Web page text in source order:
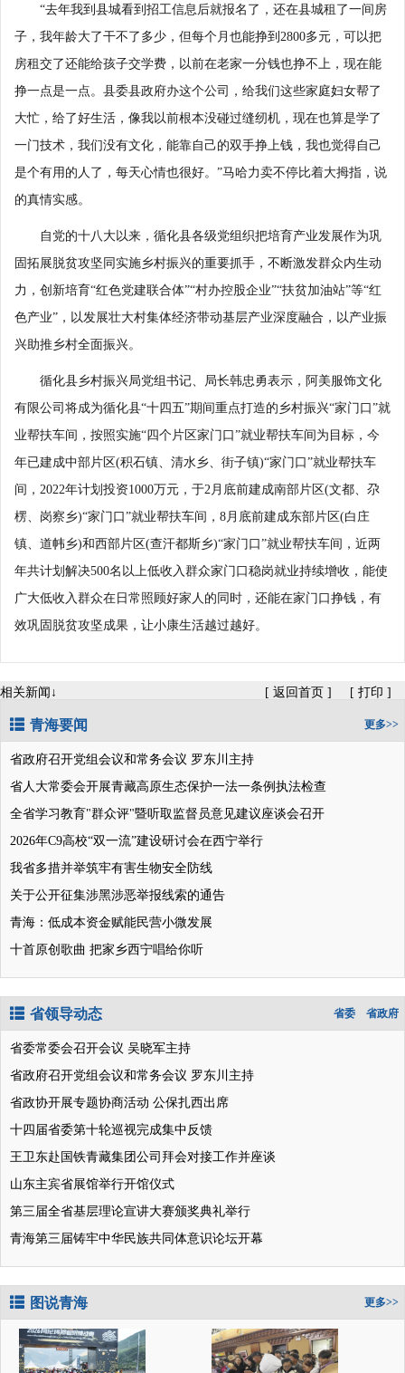
“去年我到县城看到招工信息后就报名了，还在县城租了一间房
子，我年龄大了干不了多少，但每个月也能挣到2800多元，可以把
房租交了还能给孩子交学费，以前在老家一分钱也挣不上，现在能
挣一点是一点。县委县政府办这个公司，给我们这些家庭妇女帮了
大忙，给了好生活，像我以前根本没碰过缝纫机，现在也算是学了
一门技术，我们没有文化，能靠自己的双手挣上钱，我也觉得自己
是个有用的人了，每天心情也很好。”马哈力卖不停比着大拇指，说
的真情实感。
自党的十八大以来，循化县各级党组织把培育产业发展作为巩
固拓展脱贫攻坚同实施乡村振兴的重要抓手，不断激发群众内生动
力，创新培育“红色党建联合体”“村办控股企业”“扶贫加油站”等“红
色产业”，以发展壮大村集体经济带动基层产业深度融合，以产业振
兴助推乡村全面振兴。
循化县乡村振兴局党组书记、局长韩忠勇表示，阿美服饰文化
有限公司将成为循化县“十四五”期间重点打造的乡村振兴“家门口”就
业帮扶车间，按照实施“四个片区家门口”就业帮扶车间为目标，今
年已建成中部片区(积石镇、清水乡、街子镇)“家门口”就业帮扶车
间，2022年计划投资1000万元，于2月底前建成南部片区(文都、尕
楞、岗察乡)“家门口”就业帮扶车间，8月底前建成东部片区(白庄
镇、道帏乡)和西部片区(查汗都斯乡)“家门口”就业帮扶车间，近两
年共计划解决500名以上低收入群众家门口稳岗就业持续增收，能使
广大低收入群众在日常照顾好家人的同时，还能在家门口挣钱，有
效巩固脱贫攻坚成果，让小康生活越过越好。
相关新闻↓ [ 返回首页 ] [ 打印 ]
青海要闻 更多>>
省政府召开党组会议和常务会议 罗东川主持
省人大常委会开展青藏高原生态保护一法一条例执法检查
全省学习教育"群众评"暨听取监督员意见建议座谈会召开
2026年C9高校“双一流”建设研讨会在西宁举行
我省多措并举筑牢有害生物安全防线
关于公开征集涉黑涉恶举报线索的通告
青海：低成本资金赋能民营小微发展
十首原创歌曲 把家乡西宁唱给你听
省领导动态 省政府
省委
省委常委会召开会议 吴晓军主持
省政府召开党组会议和常务会议 罗东川主持
省政协开展专题协商活动 公保扎西出席
十四届省委第十轮巡视完成集中反馈
王卫东赴国铁青藏集团公司拜会对接工作并座谈
山东主宾省展馆举行开馆仪式
第三届全省基层理论宣讲大赛颁奖典礼举行
青海第三届铸牢中华民族共同体意识论坛开幕
图说青海 更多>>